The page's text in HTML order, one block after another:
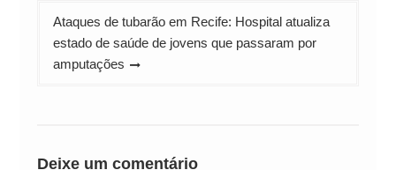
Ataques de tubarão em Recife: Hospital atualiza
estado de saúde de jovens que passaram por
amputações
Deixe um comentário